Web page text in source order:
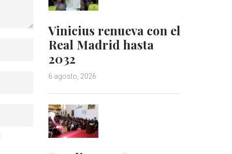
Vinicius renueva con el
Real Madrid hasta
2032
6 agosto, 2026